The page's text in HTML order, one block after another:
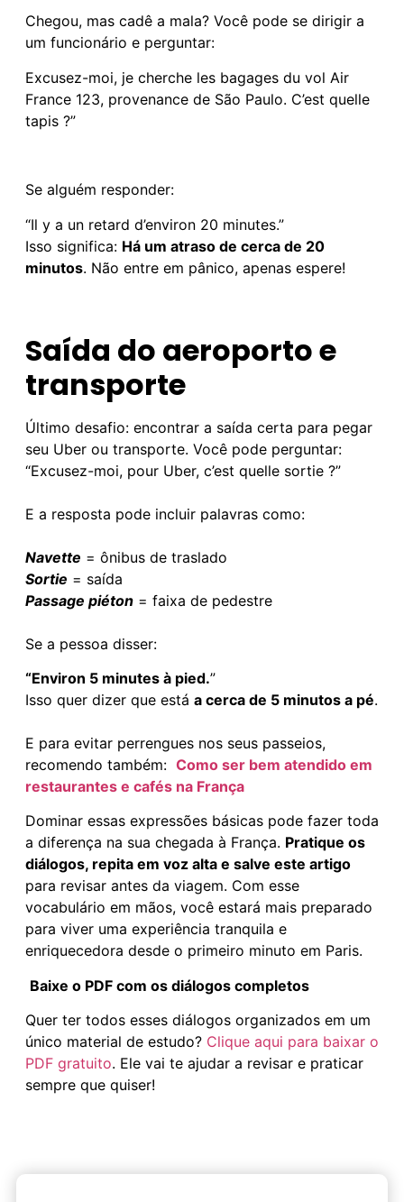
Chegou, mas cadê a mala? Você pode se dirigir a
um funcionário e perguntar:
Excusez-moi, je cherche les bagages du vol Air
France 123, provenance de São Paulo. C’est quelle
tapis ?”
Se alguém responder:
“Il y a un retard d’environ 20 minutes.”
Isso significa: Há um atraso de cerca de 20
minutos. Não entre em pânico, apenas espere!
Saída do aeroporto e
transporte
Último desafio: encontrar a saída certa para pegar
seu Uber ou transporte. Você pode perguntar:
“Excusez-moi, pour Uber, c’est quelle sortie ?”
E a resposta pode incluir palavras como:
Navette = ônibus de traslado
Sortie = saída
Passage piéton = faixa de pedestre
Se a pessoa disser:
“Environ 5 minutes à pied.”
Isso quer dizer que está a cerca de 5 minutos a pé.
E para evitar perrengues nos seus passeios,
recomendo também: Como ser bem atendido em
restaurantes e cafés na França
Dominar essas expressões básicas pode fazer toda
a diferença na sua chegada à França. Pratique os
diálogos, repita em voz alta e salve este artigo
para revisar antes da viagem. Com esse
vocabulário em mãos, você estará mais preparado
para viver uma experiência tranquila e
enriquecedora desde o primeiro minuto em Paris.
Baixe o PDF com os diálogos completos
Quer ter todos esses diálogos organizados em um
único material de estudo? Clique aqui para baixar o
PDF gratuito. Ele vai te ajudar a revisar e praticar
sempre que quiser!